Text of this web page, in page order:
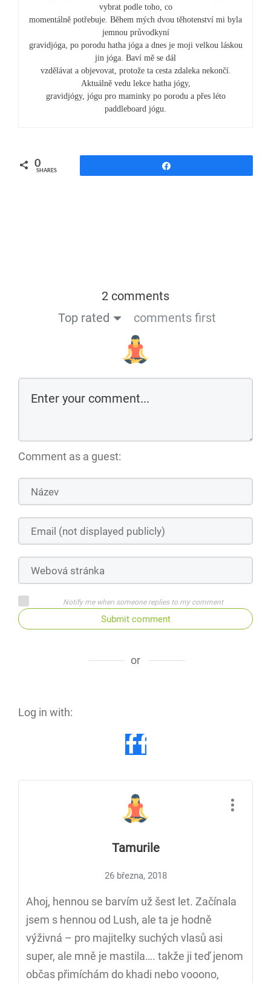
vybrat podle toho, co
momentálně potřebuje. Během mých dvou těhotenství mi byla
jemnou průvodkyní
gravidjóga, po porodu hatha jóga a dnes je moji velkou láskou
jin jóga. Baví mě se dál
vzdělávat a objevovat, protože ta cesta zdaleka nekončí.
Aktuálně vedu lekce hatha jógy,
gravidjógy, jógu pro maminky po porodu a přes léto
paddleboard jógu.
0
SHARES
2 comments
Top rated
comments first
Comment as a guest:
Notify me when someone replies to my comment
Submit comment
or
Log in with:
Tamurile
26 března, 2018
Ahoj, hennou se barvím už šest let. Začínala
jsem s hennou od Lush, ale ta je hodně
výživná – pro majitelky suchých vlasů asi
super, ale mně je mastila…. takže ji teď jenom
občas přimíchám do khadi nebo vooono,